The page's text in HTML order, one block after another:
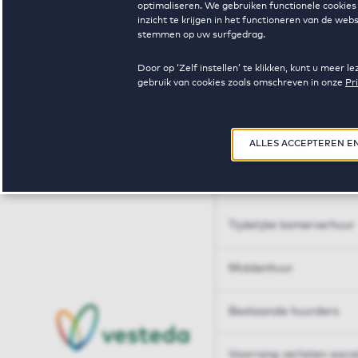
optimaliseren. We gebruiken functionele
inzicht te krijgen in het functioneren van de
stemmen op uw surfgedrag.
Door op ‘Zelf instellen’ te klikken, kunt u meer
gebruik van cookies zoals omschreven in onze
ALLES ACCEPTEREN
Huren op maat
Tijdelijke kamerverhuur
Middenhuur
Bestaande huurders
Voorrang verlaten